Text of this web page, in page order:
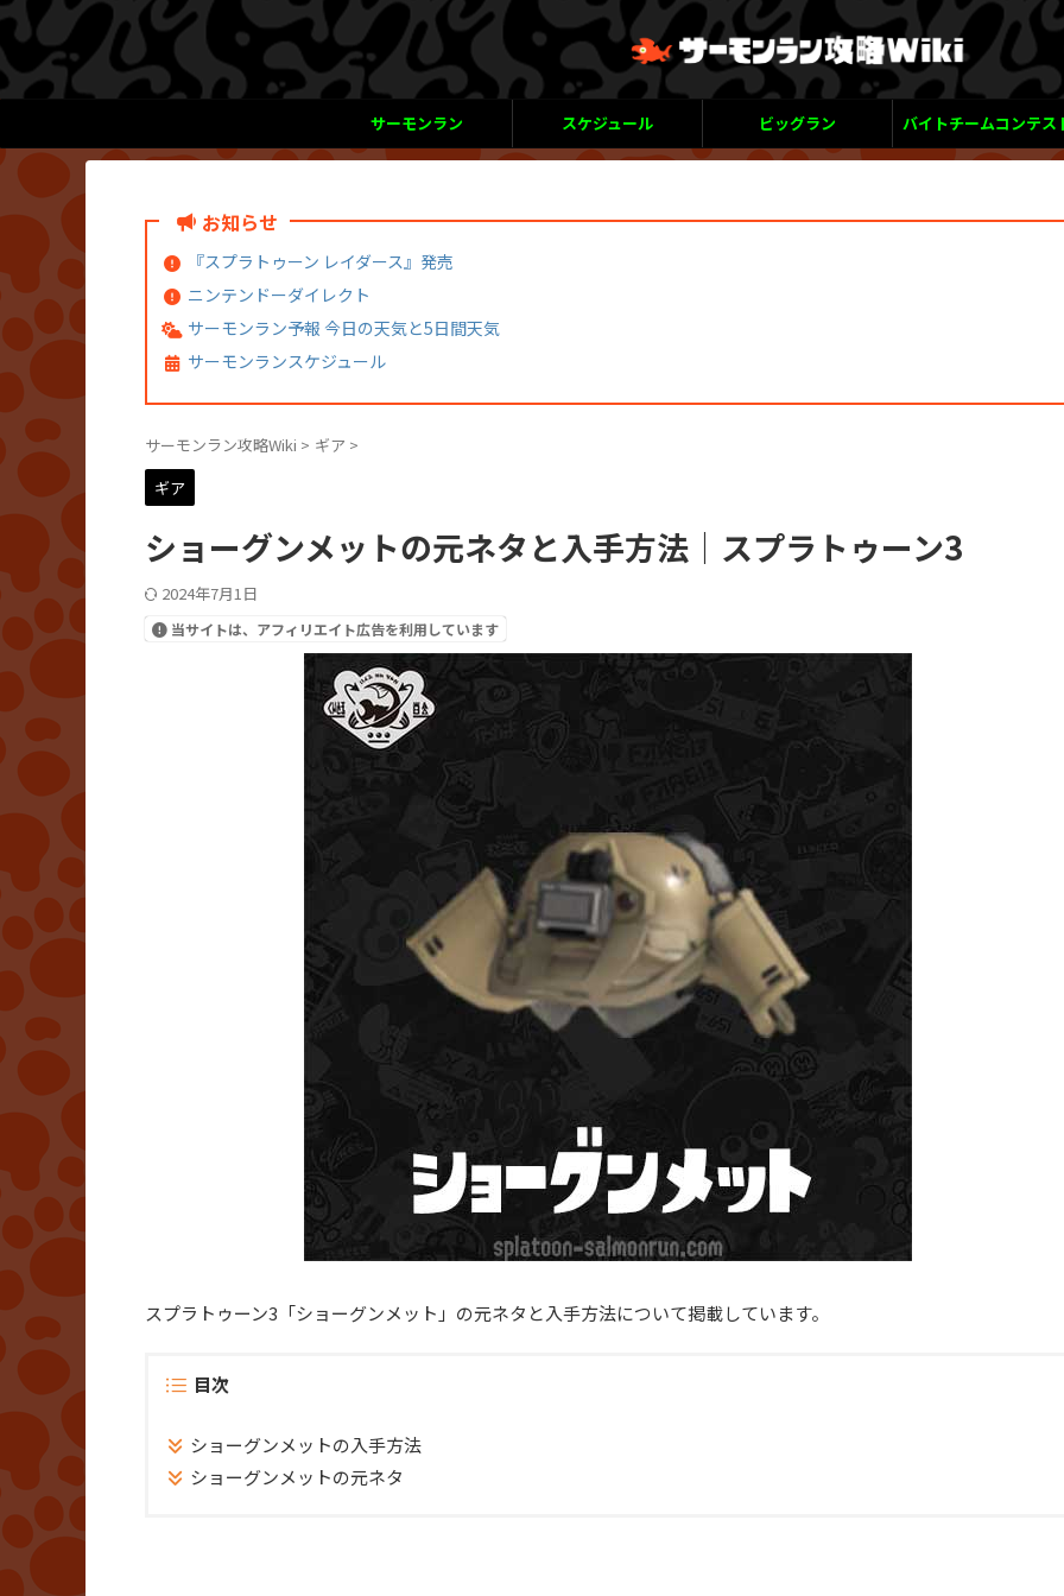
サーモンラン スケジュール ビッグラン バイトチームコンテス
お知らせ
『スプラトゥーン レイダース』発売
ニンテンドーダイレクト
サーモンラン予報 今日の天気と5日間天気
サーモンランスケジュール
サーモンラン攻略Wiki > ギア >
ギア
ショーグンメットの元ネタと入手方法｜スプラトゥーン3
2024年7月1日
当サイトは、アフィリエイト広告を利用しています
スプラトゥーン3「ショーグンメット」の元ネタと入手方法について掲載しています。
目次
ショーグンメットの入手方法
ショーグンメットの元ネタ